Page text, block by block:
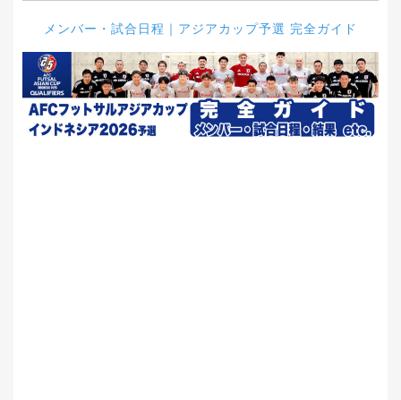
メンバー・試合日程｜アジアカップ予選 完全ガイド